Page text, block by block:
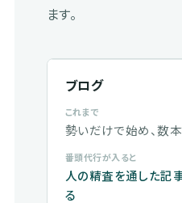
ます。
ブログ
これまで
勢いだけで始め、数
番頭代行が入ると
人の精査を通した記
る